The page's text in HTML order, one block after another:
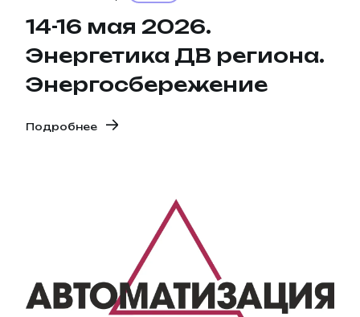
14-16 мая 2026.
Энергетика ДВ региона.
Энергосбережение
Подробнее